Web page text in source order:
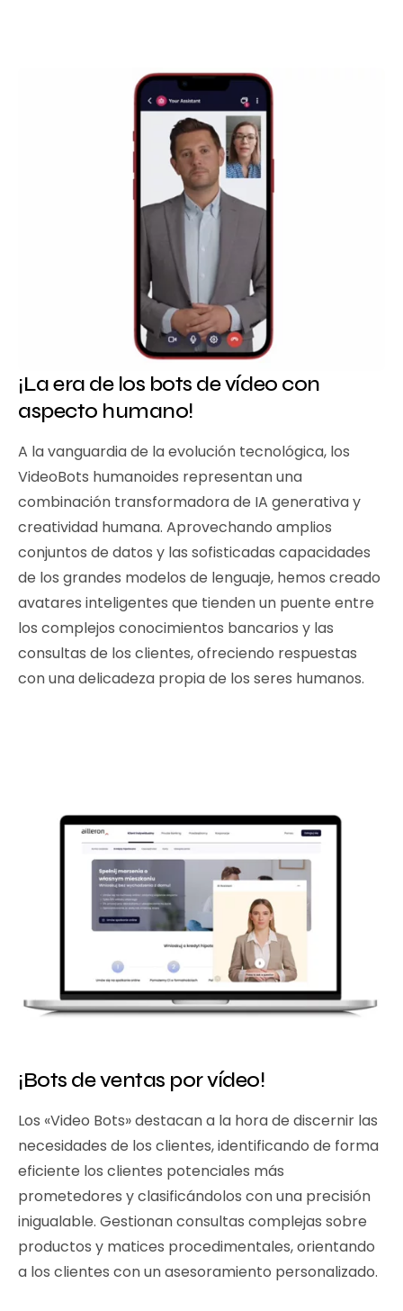
¡La era de los bots de vídeo con
aspecto humano!
A la vanguardia de la evolución tecnológica, los
VideoBots humanoides representan una
combinación transformadora de IA generativa y
creatividad humana. Aprovechando amplios
conjuntos de datos y las sofisticadas capacidades
de los grandes modelos de lenguaje, hemos creado
avatares inteligentes que tienden un puente entre
los complejos conocimientos bancarios y las
consultas de los clientes, ofreciendo respuestas
con una delicadeza propia de los seres humanos.
¡Bots de ventas por vídeo!
Los «Video Bots» destacan a la hora de discernir las
necesidades de los clientes, identificando de forma
eficiente los clientes potenciales más
prometedores y clasificándolos con una precisión
inigualable. Gestionan consultas complejas sobre
productos y matices procedimentales, orientando
a los clientes con un asesoramiento personalizado.